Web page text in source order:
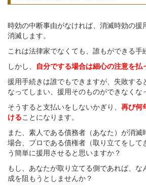
時効の中断事由がなければ、消滅時効の援
消滅します。
これは法律家でなくても、誰もができる手
しかし、 自分でする場合は細心の注意を払
援用手続きは誰でもできますが、失敗する
なってしまい、援用そのものができなくな
そうすると支払いをしないかぎり、 再び何
けることになります。
また、素人である債務者（あなた）が消滅
場合、プロである債権者（取り立てをして
う簡単に援用させると思いますか？
もし、あなたが取り立てる側であれば、
成を阻もうとしませんか？